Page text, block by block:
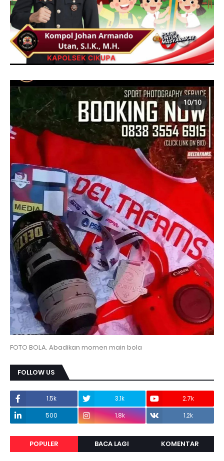
FOTO BOLA. Abadikan momen main bola
FOLLOW US
1.5k 3.1k
2.7k
500
1.8k 1.2k
POPULER BACA LAGI KOMENTAR